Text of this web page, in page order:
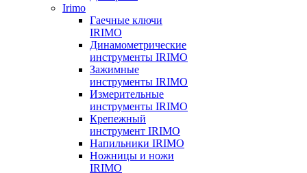
Irimo
Гаечные ключи
IRIMO
Динамометрические
инструменты IRIMO
Зажимные
инструменты IRIMO
Измерительные
инструменты IRIMO
Крепежный
инструмент IRIMO
Напильники IRIMO
Ножницы и ножи
IRIMO